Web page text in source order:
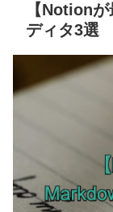
【Notion
ディタ3選